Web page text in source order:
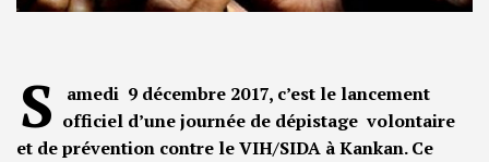
S
amedi 9 décembre 2017, c’est le lancement
officiel d’une journée de dépistage volontaire
et de prévention contre le VIH/SIDA à Kankan. Ce